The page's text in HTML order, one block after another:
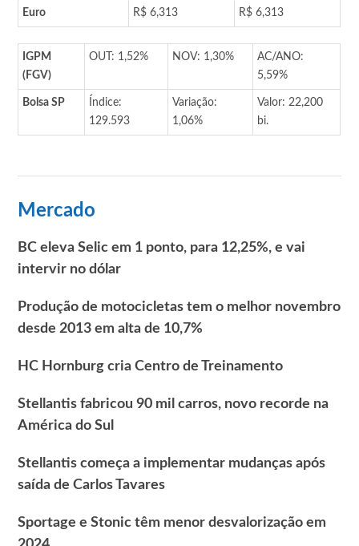
Euro R$ 6,313 R$ 6,313
IGPM
(FGV)
OUT: 1,52% NOV: 1,30%
AC/ANO:
5,59%
Bolsa SP
Índice:
129.593
Variação:
1,06%
Valor: 22,200
bi.
Mercado
BC eleva Selic em 1 ponto, para 12,25%, e vai
intervir no dólar
Produção de motocicletas tem o melhor novembro
desde 2013 em alta de 10,7%
HC Hornburg cria Centro de Treinamento
Stellantis fabricou 90 mil carros, novo recorde na
América do Sul
Stellantis começa a implementar mudanças após
saída de Carlos Tavares
Sportage e Stonic têm menor desvalorização em